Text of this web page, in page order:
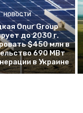
НОВОСТИ
Onur Group
до 2030 г.
$450 млн в
690 МВт
в Украине